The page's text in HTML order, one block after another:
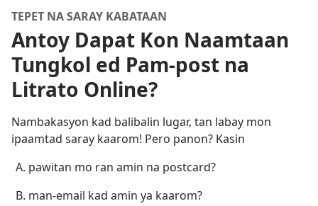
TEPET NA SARAY KABATAAN
Antoy Dapat Kon Naamtaan
Tungkol ed Pam-post na
Litrato Online?
Nambakasyon kad balibalin lugar, tan labay mon
ipaamtad saray kaarom! Pero panon? Kasin
pawitan mo ran amin na postcard?
man-email kad amin ya kaarom?